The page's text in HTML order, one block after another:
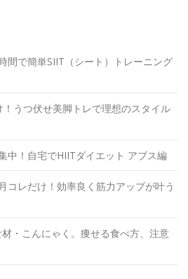
間で簡単SIIT（シート）トレーニング
うつ伏せ美脚トレで理想のスタイル
中！自宅でHIITダイエット アブス編
コレだけ！効率良く筋力アップが叶う
・こんにゃく。痩せる食べ方、注意